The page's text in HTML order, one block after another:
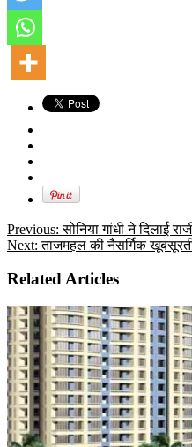
Previous: सोनिया गांधी ने दिलाई
Next: ताजमहल की नैसर्गिक
Related Articles